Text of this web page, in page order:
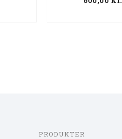
PRODUKTER